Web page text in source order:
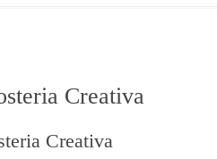
Creativa
Creativa